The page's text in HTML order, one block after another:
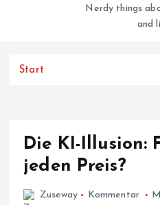
Nerdy things
and
Start
Die KI-Illusion:
jeden Preis?
Zuseway Kommentar